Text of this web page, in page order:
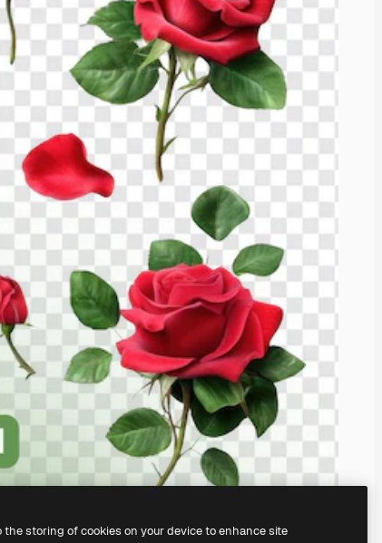
the storing of cookies on your device to enhance site